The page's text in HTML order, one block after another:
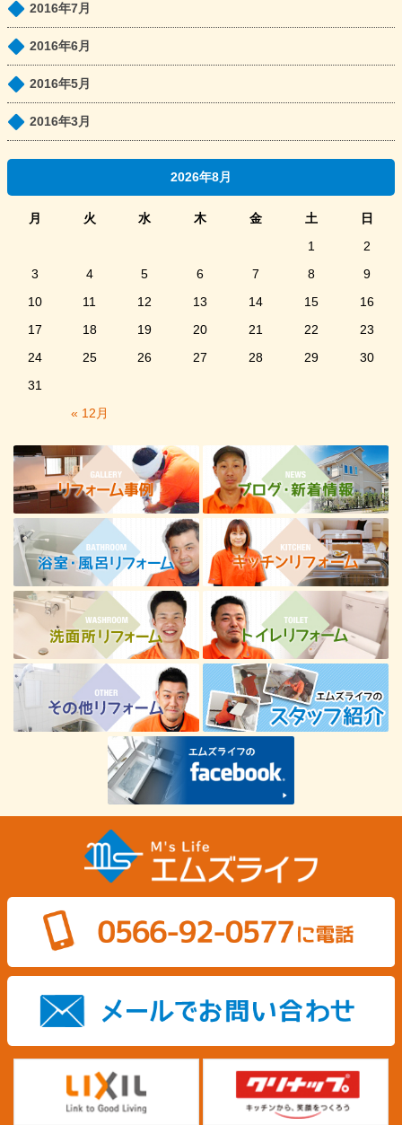
2016年7月
2016年6月
2016年5月
2016年3月
2026年8月
月 火 水 木 金 土 日
« 12月
1
2
3
4 5 6 7 8
9
10
11 12 13 14 15
16
17
18 19 20 21 22
23
24
25 26 27 28 29
30
31